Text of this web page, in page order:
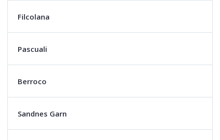
Filcolana
Pascuali
Berroco
Sandnes Garn